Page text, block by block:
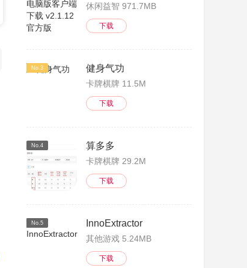
休闲益智 971.7MB
下载
No.3 健身气功
卡牌棋牌 11.5M
下载
No.4 算多多
卡牌棋牌 29.2M
下载
No.5 InnoExtractor
其他游戏 5.24MB
下载